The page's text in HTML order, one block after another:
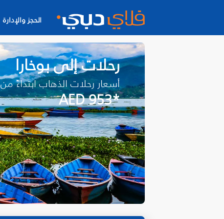
الحجز والإدارة
رحلات إلى بوخارا
أسعار رحلات الذهاب ابتداءً من
*AED 953